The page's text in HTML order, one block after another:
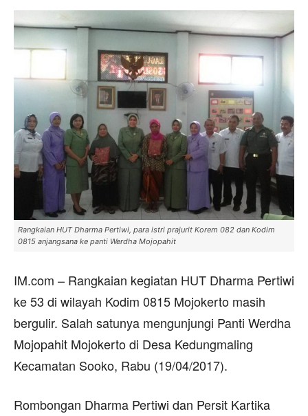
Rangkaian HUT Dharma Pertiwi, para istri prajurit Korem 082 dan Kodim
0815 anjangsana ke panti Werdha Mojopahit
IM.com – Rangkaian kegiatan HUT Dharma Pertiwi
ke 53 di wilayah Kodim 0815 Mojokerto masih
bergulir. Salah satunya mengunjungi Panti Werdha
Mojopahit Mojokerto di Desa Kedungmaling
Kecamatan Sooko, Rabu (19/04/2017).
Rombongan Dharma Pertiwi dan Persit Kartika